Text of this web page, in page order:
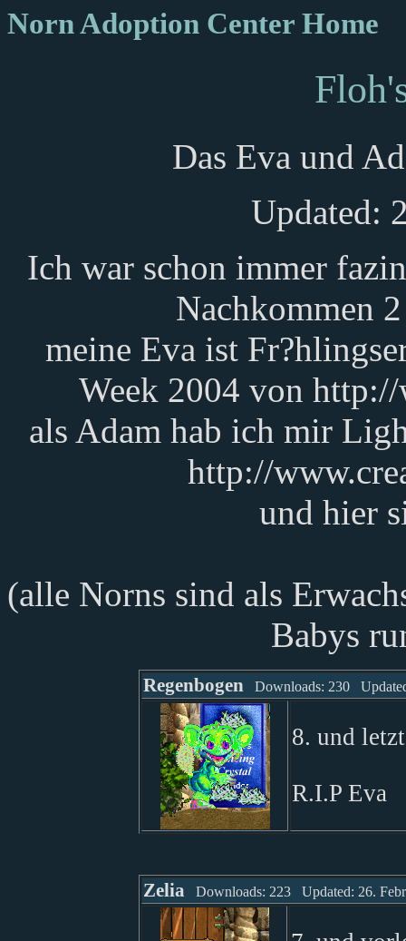
Norn Adoption Center Home
Das Eva und
Updated:
Ich war schon immer
Nachkommen
meine Eva ist
Week 2004 von
als Adam hab ich mir
http://
und hier
(alle Norns sind als
Babys
Regenbogen Downloads: 230
8. und
R.I.P Eva
Zelia Downloads: 223 Updated: 26.